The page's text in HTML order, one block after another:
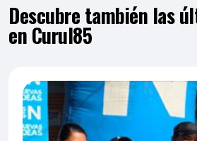
Descubre también las
en Curul85